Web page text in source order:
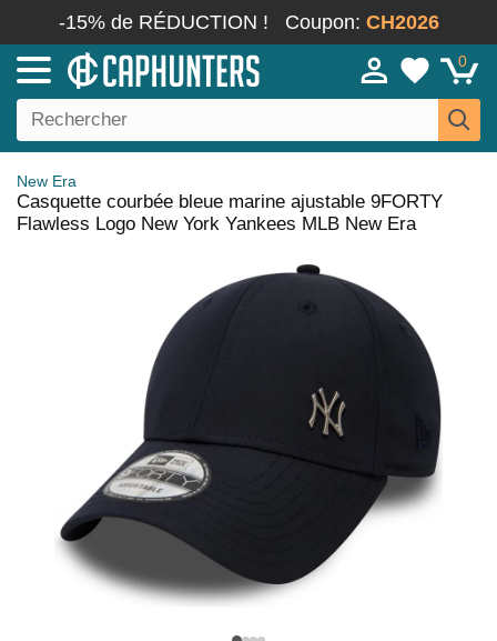
-15% de RÉDUCTION ! Coupon: CH2026
0
New Era
Casquette courbée bleue marine ajustable 9FORTY
Flawless Logo New York Yankees MLB New Era